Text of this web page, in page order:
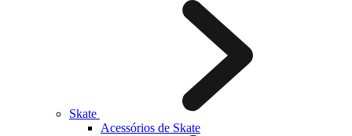
Skate
Acessórios de Skate